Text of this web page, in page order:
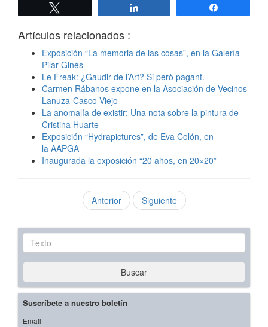
Artículos relacionados :
Exposición “La memoria de las cosas”, en la Galería
Pilar Ginés
Le Freak: ¿Gaudir de l’Art? Si però pagant.
Carmen Rábanos expone en la Asociación de Vecinos
Lanuza-Casco Viejo
La anomalía de existir: Una nota sobre la pintura de
Cristina Huarte
Exposición “Hydrapictures”, de Eva Colón, en
la AAPGA
Inaugurada la exposición “20 años, en 20×20”
Anterior Siguiente
Texto
Buscar
Suscríbete a nuestro boletín
Email